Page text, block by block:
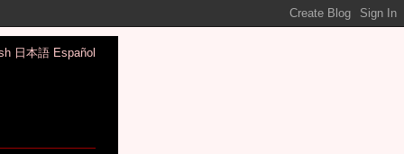
日本語 Español